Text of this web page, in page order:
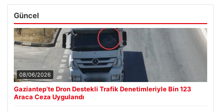
Güncel
08/06/2026
Gaziantep’te Dron Destekli Trafik Denetimleriyle Bin 123
Araca Ceza Uygulandı